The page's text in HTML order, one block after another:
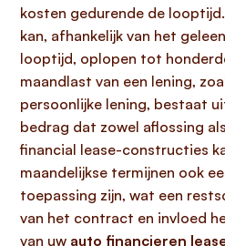
kosten gedurende de
kan, afhankelijk van het
looptijd, oplopen tot
maandlast van een lening,
persoonlijke lening, bestaat
bedrag dat zowel aflossing
financial lease-constructies
maandelijkse termijnen ook
toepassing zijn, wat een
van het contract en invloed
van uw auto financieren